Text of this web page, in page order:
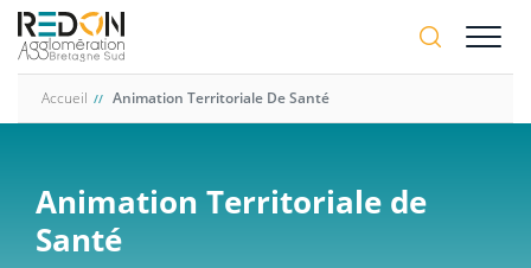
Aller
contenu
Accueil Animation Territoriale De Santé
Animation Territoriale de
Santé